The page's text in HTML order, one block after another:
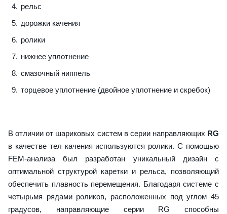
рельс
дорожки качения
ролики
нижнее уплотнение
смазочный ниппель
торцевое уплотнение (двойное уплотнение и скребок)
В отличии от шариковых систем в серии направляющих RG
в качестве тел качения используются ролики. С помощью
FEM-анализа был разработан уникальный дизайн с
оптимальной структурой каретки и рельса, позволяющий
обеспечить плавность перемещения. Благодаря системе с
четырьмя рядами роликов, расположенных под углом 45
градусов, направляющие серии RG способны